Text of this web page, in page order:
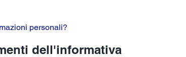
personali?
dell'informativa